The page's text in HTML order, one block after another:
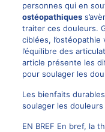
personnes qui en
ostéopathiques
traiter ces douleurs.
ciblées,
l’équilibre des
article présente les
pour soulager les
Les bienfaits
soulager les
EN BREF En bref, la